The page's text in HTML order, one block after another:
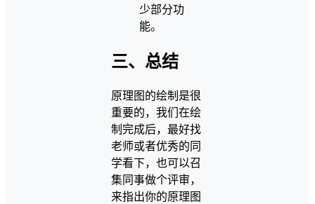
少部分功
能。
三、总结
原理图的绘制是很
重要的，我们在绘
制完成后，最好找
老师或者优秀的同
学看下，也可以召
集同事做个评审，
来指出你的原理图